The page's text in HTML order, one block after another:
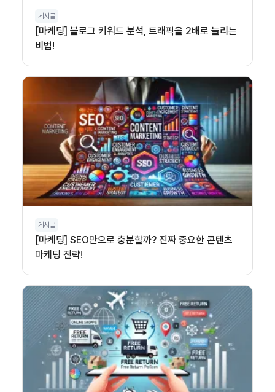
게시글
[마케팅] 블로그 키워드 분석, 트래픽을 2배로 늘리는
비법!
게시글
[마케팅] SEO만으로 충분할까? 진짜 중요한 콘텐츠
마케팅 전략!